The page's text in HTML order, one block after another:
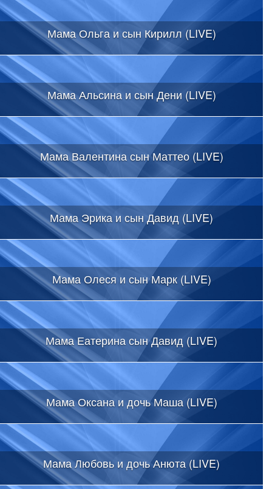
Мама Ольга и сын Кирилл (LIVE)
Мама Альсина и сын Дени (LIVE)
Мама Валентина сын Маттео (LIVE)
Мама Эрика и сын Давид (LIVE)
Мама Олеся и сын Марк (LIVE)
Мама Еатерина сын Давид (LIVE)
Мама Оксана и дочь Маша (LIVE)
Мама Любовь и дочь Анюта (LIVE)